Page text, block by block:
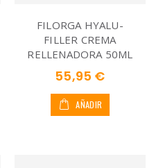
FILORGA HYALU-
FILLER CREMA
RELLENADORA 50ML
55,95 €
AÑADIR